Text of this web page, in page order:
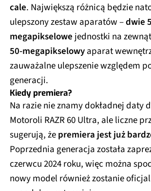
cale. Największą różnicą będzie
ulepszony zestaw aparatów –dwie
megapikselowe jednostki na
50-megapikselowyaparat
zauważalne ulepszenie względem
generacji.
Kiedy premiera?
Na razie nie znamy dokładnej daty
Motoroli RAZR 60 Ultra, ale liczne
sugerują, żepremiera jest już
Poprzednia generacja została
czerwcu 2024 roku, więc można
nowy model również zostanie